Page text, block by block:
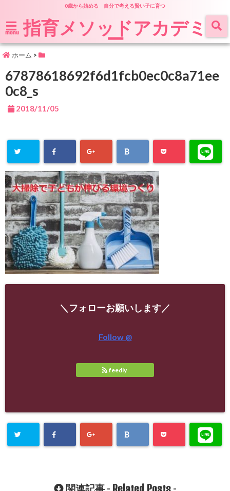
0歳から始める 自分で考える賢い子に育つ
menu 指育メソッドアカデミ
ー
ホーム >
67878618692f6d1fcb0ec0c8a71ee
0c8_s
2018/11/05
＼フォローお願いします／
Follow @
feedly
関連記事 - Related Posts-